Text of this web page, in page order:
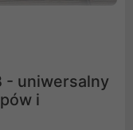
- uniwersalny
i